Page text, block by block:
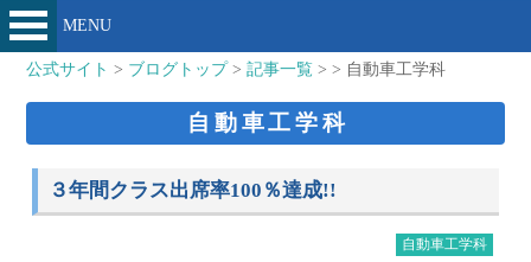
MENU
公式サイト > ブログトップ>記事一覧 > > 自動車工学科
自動車工学科
３年間クラス出席率100％達成!!
自動車工学科